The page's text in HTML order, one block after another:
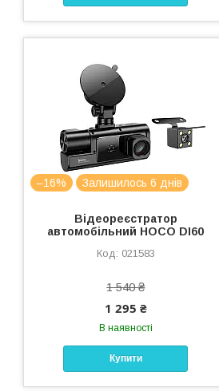
–16% Залишилось 6 днів
Відеореєстратор
автомобільний HOCO DI60
021583
1 540 ₴
1 295 ₴
В наявності
Купити